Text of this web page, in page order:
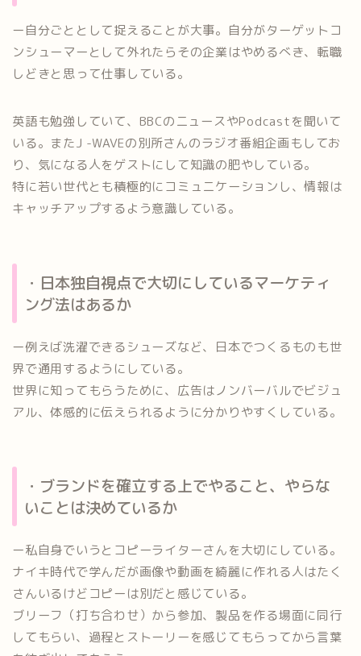
ー自分ごととして捉えることが大事。自分がターゲットコ
ンシューマーとして外れたらその企業はやめるべき、転職
しどきと思って仕事している。
英語も勉強していて、BBCのニュースやPodcastを聞いて
いる。またJ -WAVEの別所さんのラジオ番組企画もしてお
り、気になる人をゲストにして知識の肥やしている。
特に若い世代とも積極的にコミュニケーションし、情報は
キャッチアップするよう意識している。
・日本独自視点で大切にしているマーケティ
ング法はあるか
ー例えば洗濯できるシューズなど、日本でつくるものも世
界で通用するようにしている。
世界に知ってもらうために、広告はノンバーバルでビジュ
アル、体感的に伝えられるように分かりやすくしている。
・ブランドを確立する上でやること、やらな
いことは決めているか
ー私自身でいうとコピーライターさんを大切にしている。
ナイキ時代で学んだが画像や動画を綺麗に作れる人はたく
さんいるけどコピーは別だと感じている。
ブリーフ（打ち合わせ）から参加、製品を作る場面に同行
してもらい、過程とストーリーを感じてもらってから言葉